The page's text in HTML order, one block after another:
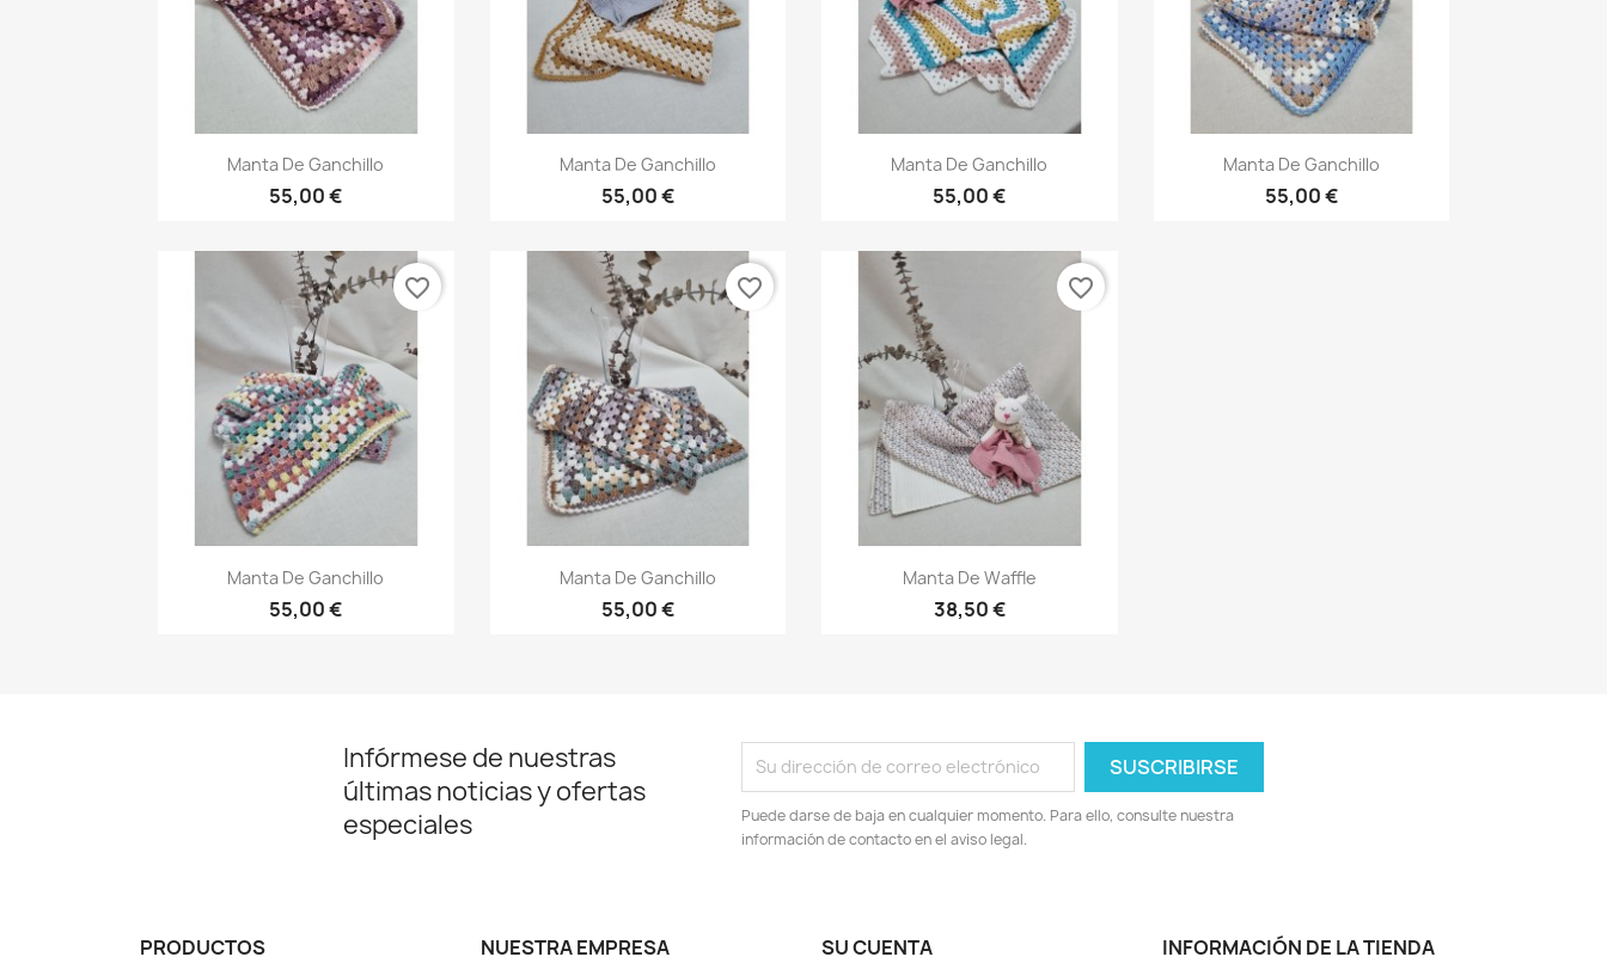
Vista rápida
Manta De Ganchillo
55,00 €
Vista rápida
Manta De Ganchillo
55,00 €
Vista rápida
Manta De Ganchillo
55,00 €
Vista rápida
Manta De Ganchillo
55,00 €
Vista rápida
Manta De Ganchillo
55,00 €
favorite_border
Vista rápida
Manta De Ganchillo
55,00 €
favorite_border
Vista rápida
Manta De Waffle
38,50 €
favorite_border
Infórmese de nuestras
últimas noticias y ofertas
especiales
Puede darse de baja en cualquier momento. Para ello, consulte nuestra
información de contacto en el aviso legal.
PRODUCTOS NUESTRA EMPRESA SU CUENTA INFORMACIÓN DE LA TIENDA